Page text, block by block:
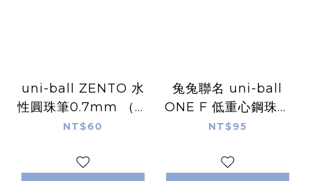
uni-ball ZENTO 水
性圓珠筆0.7mm （新
色登場）｜日本uni
NT$60
兔兔聯名 uni-ball
ONE F 低重心鋼珠筆
中性筆｜日本uni
NT$95